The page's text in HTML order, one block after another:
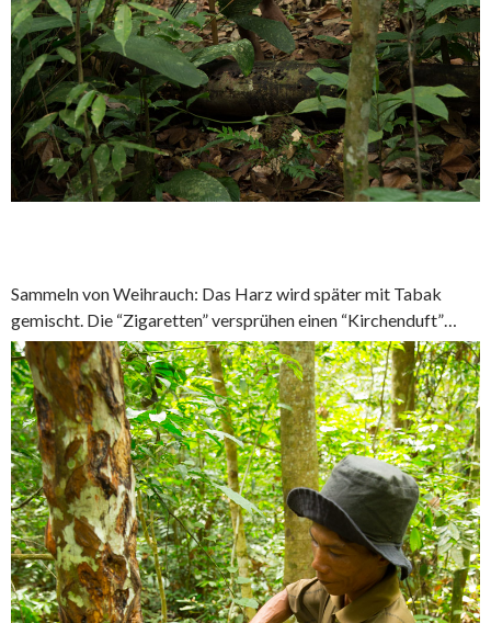
Sammeln von Weihrauch: Das Harz wird später mit Tabak
gemischt. Die “Zigaretten” versprühen einen “Kirchenduft”…